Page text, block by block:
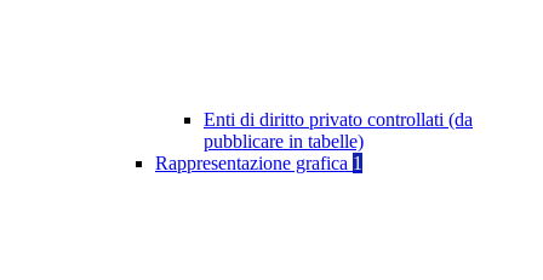
Enti di diritto privato controllati (da
pubblicare in tabelle)
Rappresentazione grafica 1